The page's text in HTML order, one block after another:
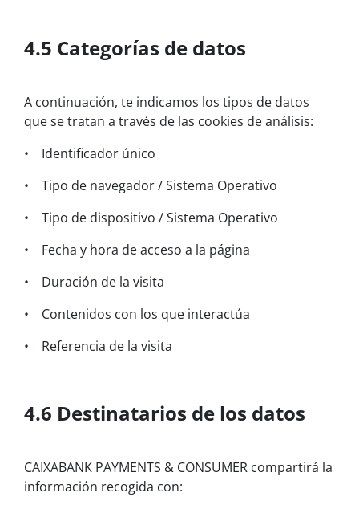
4.5 Categorías de datos
A continuación, te indicamos los tipos de datos
que se tratan a través de las cookies de análisis:
• Identificador único
• Tipo de navegador / Sistema Operativo
• Tipo de dispositivo / Sistema Operativo
• Fecha y hora de acceso a la página
• Duración de la visita
• Contenidos con los que interactúa
• Referencia de la visita
4.6 Destinatarios de los datos
CAIXABANK PAYMENTS & CONSUMER compartirá la
información recogida con: